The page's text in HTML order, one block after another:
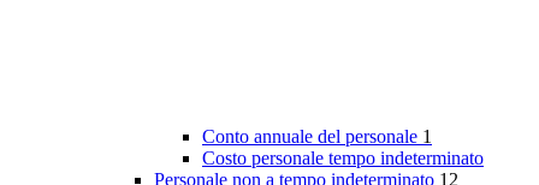
Conto annuale del personale 1
Costo personale tempo indeterminato
Personale non a tempo indeterminato 12